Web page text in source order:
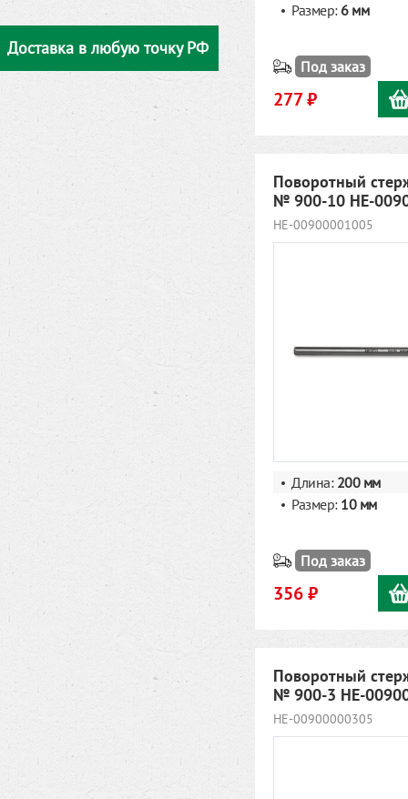
Доставка в любую точку РФ
Размер: 6 мм
Под заказ
277 ₽
Поворотный
№ 900-10 HE-
HE-00900001005
Длина: 200 мм
Размер: 10 мм
Под заказ
356 ₽
Поворотный
№ 900-3 HE-
HE-00900000305